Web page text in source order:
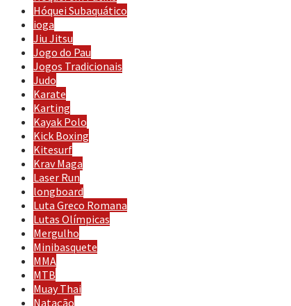
Hóquei Subaquático
ioga
Jiu Jitsu
Jogo do Pau
Jogos Tradicionais
Judo
Karate
Karting
Kayak Polo
Kick Boxing
Kitesurf
Krav Maga
Laser Run
longboard
Luta Greco Romana
Lutas Olímpicas
Mergulho
Minibasquete
MMA
MTB
Muay Thai
Natação